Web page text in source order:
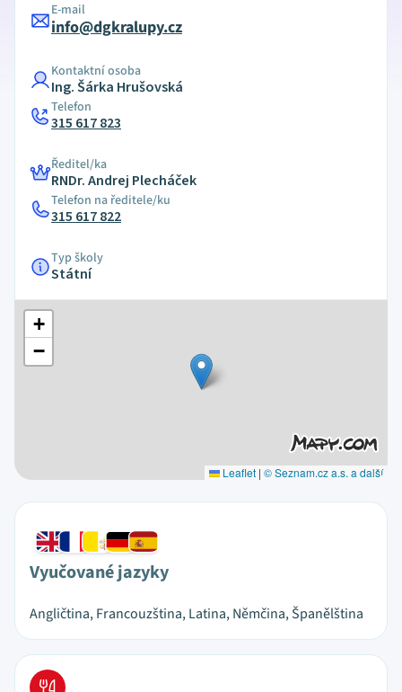
E-mail
info@dgkralupy.cz
Kontaktní osoba
Ing. Šárka Hrušovská
Telefon
315 617 823
Ředitel/ka
RNDr. Andrej Plecháček
Telefon na ředitele/ku
315 617 822
Typ školy
Státní
+
−
Leaflet | © Seznam.cz a.s. a další
Vyučované jazyky
Angličtina, Francouzština, Latina, Němčina, Španělština